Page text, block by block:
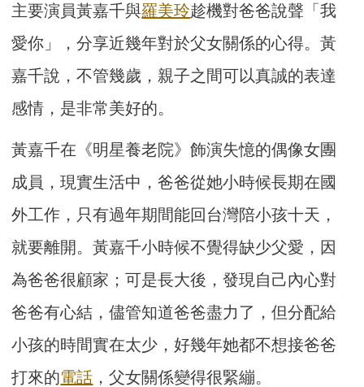
主要演員黃嘉千與羅美玲趁機對爸爸說聲「我
愛你」，分享近幾年對於父女關係的心得。黃
嘉千說，不管幾歲，親子之間可以真誠的表達
感情，是非常美好的。
黃嘉千在《明星養老院》飾演失憶的偶像女團
成員，現實生活中，爸爸從她小時候長期在國
外工作，只有過年期間能回台灣陪小孩十天，
就要離開。黃嘉千小時候不覺得缺少父愛，因
為爸爸很顧家；可是長大後，發現自己內心對
爸爸有心結，儘管知道爸爸盡力了，但分配給
小孩的時間實在太少，好幾年她都不想接爸爸
打來的電話 ，父女關係變得很緊繃。